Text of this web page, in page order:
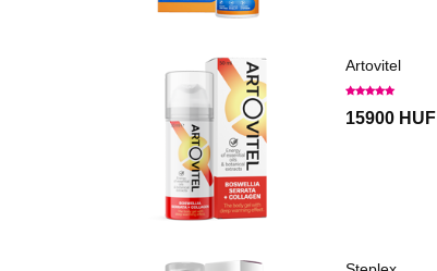
Artovitel
15900 HUF